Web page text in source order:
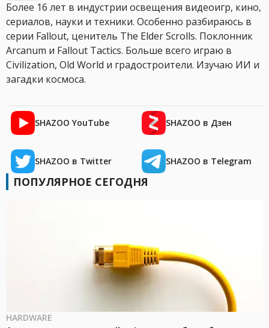
Более 16 лет в индустрии освещения видеоигр, кино,
сериалов, науки и техники. Особенно разбираюсь в
серии Fallout, ценитель The Elder Scrolls. Поклонник
Arcanum и Fallout Tactics. Больше всего играю в
Civilization, Old World и градостроители. Изучаю ИИ и
загадки космоса.
SHAZOO YouTube SHAZOO в Дзен
SHAZOO в Twitter SHAZOO в Telegram
ПОПУЛЯРНОЕ СЕГОДНЯ
HARDWARE